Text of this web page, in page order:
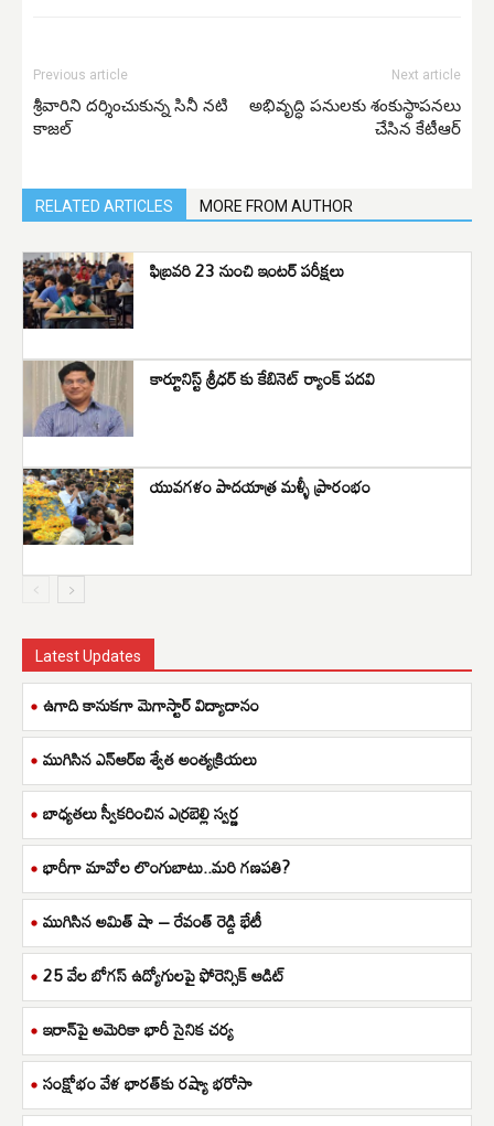
Previous article
శ్రీవారిని దర్శించుకున్న సినీ నటి
కాజల్
Next article
అభివృద్ధి పనులకు శంకుస్థాపనలు
చేసిన కేటీఆర్
RELATED ARTICLES MORE FROM AUTHOR
ఫిబ్రవరి 23 నుంచి ఇంటర్ పరీక్షలు
కార్టూనిస్ట్ శ్రీధర్ కు కేబినెట్ ర్యాంక్ పదవి
యువగళం పాదయాత్ర మళ్ళీ ప్రారంభం
Latest Updates
ఉగాది కానుకగా మెగాస్టార్ విద్యాదానం
ముగిసిన ఎన్ఆర్ఐ శ్వేత అంత్యక్రియలు
బాధ్యతలు స్వీకరించిన ఎర్రబెల్లి స్వర్ణ
భారీగా మావోల లొంగుబాటు..మరి గణపతి?
ముగిసిన అమిత్ షా – రేవంత్ రెడ్డి భేటీ
25 వేల బోగస్ ఉద్యోగులపై ఫోరెన్సిక్ ఆడిట్
ఇరాన్‌పై అమెరికా భారీ సైనిక చర్య
సంక్షోభం వేళ భారత్‌కు రష్యా భరోసా